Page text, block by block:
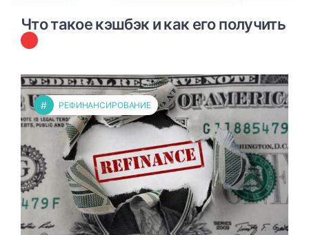
Что такое кэшбэк и как его получить
# РЕФИНАНСИРОВАНИЕ